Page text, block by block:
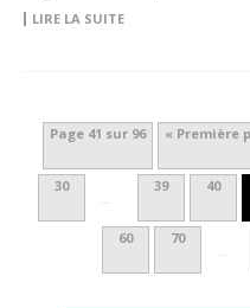
LIRE LA SUITE
Page 41 sur 96 « Première
30
…
39 40
60 70
…